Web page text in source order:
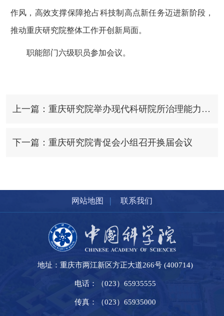
作风，高效支撑保障抢占科技制高点新任务迈进新阶段，
推动重庆研究院整体工作开创新局面。
职能部门六级职员参加会议。
上一篇：重庆研究院举办现代科研院所治理能力建设专题培训
下一篇：重庆研究院青促会小组召开换届会议
网站地图 | 联系我们
地址：重庆市两江新区方正大道266号 (400714)
电话：（023）65935555
传真：（023）65935000